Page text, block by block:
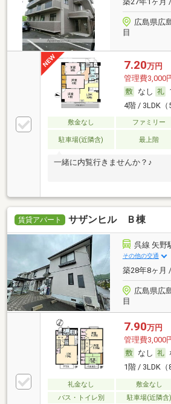
広島県広
目
7.20万円
管理費3,000
なし
4階 / 3LDK（
敷金なし ファミリー
駐車場(近隣含) 最上階
一緒に内覧行きませんか？♪
賃貸アパート サザンヒル Ｂ棟
呉線 矢野
その他の交通
築28年8ヶ月
広島県広
目
7.90万円
管理費3,000
なし
1階 / 3LDK（
礼金なし 敷金なし
バス・トイレ別
駐車場(近隣含)